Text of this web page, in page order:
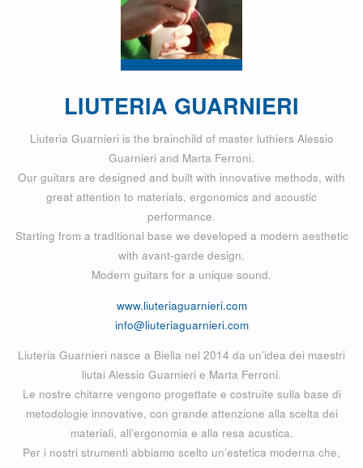
LIUTERIA GUARNIERI
Liuteria Guarnieri is the brainchild of master luthiers Alessio
Guarnieri and Marta Ferroni.
Our guitars are designed and built with innovative methods, with
great attention to materials, ergonomics and acoustic
performance.
Starting from a traditional base we developed a modern aesthetic
with avant-garde design.
Modern guitars for a unique sound.
www.liuteriaguarnieri.com
info@liuteriaguarnieri.com
Liuteria Guarnieri nasce a Biella nel 2014 da un’idea dei maestri
liutai Alessio Guarnieri e Marta Ferroni.
Le nostre chitarre vengono progettate e costruite sulla base di
metodologie innovative, con grande attenzione alla scelta dei
materiali, all’ergonomia e alla resa acustica.
Per i nostri strumenti abbiamo scelto un’estetica moderna che,